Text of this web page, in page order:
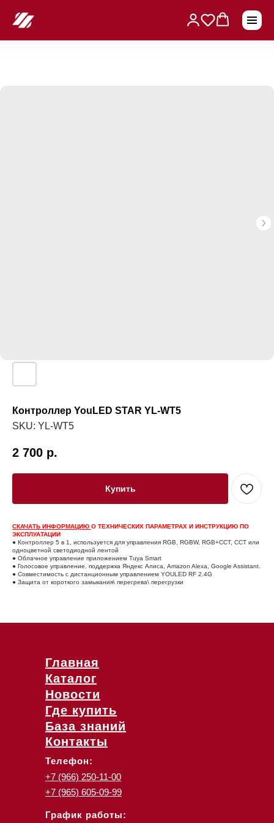
Контроллер YouLED STAR YL-WT5
SKU: YL-WT5
2 700 р.
Купить
СКАЧАТЬ ИНФОРМАЦИЮ О ТЕХНИЧЕСКИХ ПАРАМЕТРАХ И ИНСТРУКЦИЮ ПО
ЭКСПЛУАТАЦИИ
● Контроллер 5 в 1, используется для управления RGB, RGBW, RGB+CCT, CCT или
одноцветной светодиодной лентой
● Облачное управление приложением Tuya Smart
● Голосовое управление, поддержка Яндекс Алиса, Amazon Alexa, Google Assistant.
● Совместимость с дистанционным управлением YOULED RF 2.4G
● Защита от короткого замыкания\ перегрева\ перегрузки
Главная
Каталог
Где купить
База знаний
Новости
Контакты
Телефон:
График работы:
+7 (966) 250-11-00
+7 (965) 605-09-99